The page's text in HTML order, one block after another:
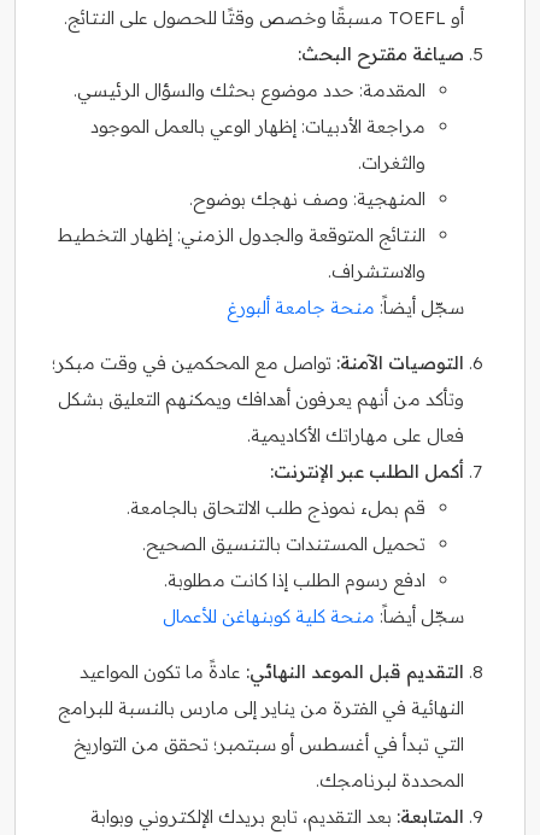
أو TOEFL مسبقًا وخصص وقتًا للحصول على النتائج.
صياغة مقترح البحث:
المقدمة: حدد موضوع بحثك والسؤال الرئيسي.
مراجعة الأدبيات: إظهار الوعي بالعمل الموجود
والثغرات.
المنهجية: وصف نهجك بوضوح.
النتائج المتوقعة والجدول الزمني: إظهار التخطيط
والاستشراف.
سجّل أيضاً: منحة جامعة ألبورغ
التوصيات الآمنة: تواصل مع المحكمين في وقت مبكر؛
وتأكد من أنهم يعرفون أهدافك ويمكنهم التعليق بشكل
فعال على مهاراتك الأكاديمية.
أكمل الطلب عبر الإنترنت:
قم بملء نموذج طلب الالتحاق بالجامعة.
تحميل المستندات بالتنسيق الصحيح.
ادفع رسوم الطلب إذا كانت مطلوبة.
سجّل أيضاً: منحة كلية كوبنهاغن للأعمال
التقديم قبل الموعد النهائي: عادةً ما تكون المواعيد
النهائية في الفترة من يناير إلى مارس بالنسبة للبرامج
التي تبدأ في أغسطس أو سبتمبر؛ تحقق من التواريخ
المحددة لبرنامجك.
المتابعة: بعد التقديم، تابع بريدك الإلكتروني وبوابة